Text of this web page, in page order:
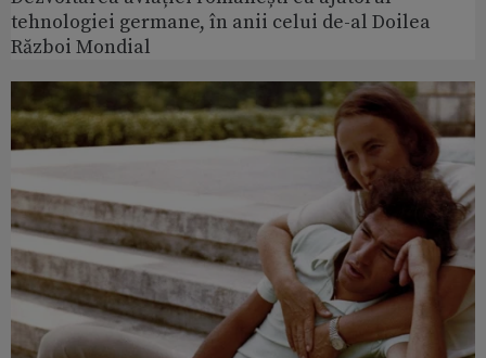
tehnologiei germane, în anii celui de-al Doilea
Război Mondial